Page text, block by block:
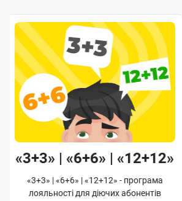
«3+3» | «6+6» | «12+12»
«3+3» | «6+6» | «12+12» - програма
лояльності для діючих абонентів